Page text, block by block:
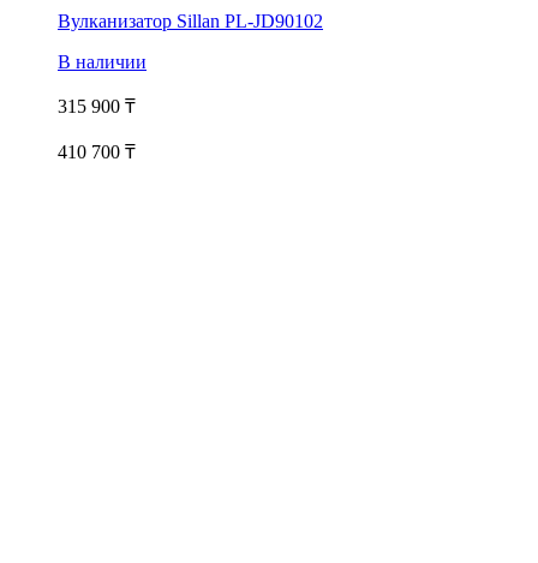
Вулканизатор Sillan PL-JD90102
В наличии
315 900 ₸
410 700 ₸